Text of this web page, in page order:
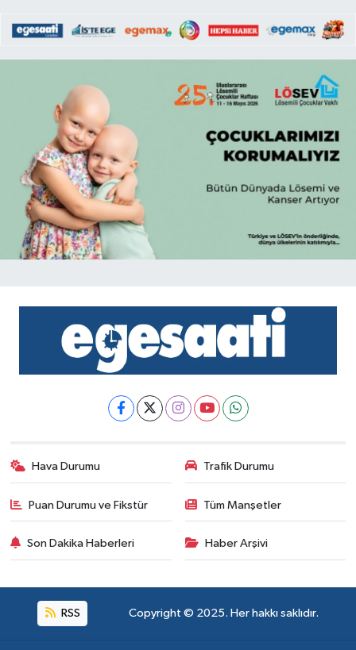
Hava Durumu Trafik Durumu
Puan Durumu ve Fikstür Tüm Manşetler
Son Dakika Haberleri Haber Arşivi
RSS Copyright © 2025. Her hakkı saklıdır.